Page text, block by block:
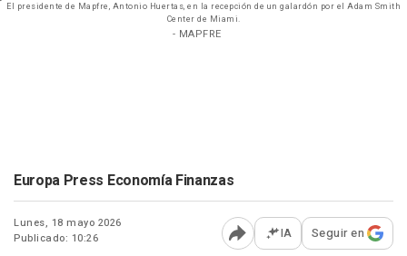
El presidente de Mapfre, Antonio Huertas, en la recepción de un galardón por el Adam Smith
Center de Miami.
- MAPFRE
Europa Press Economía Finanzas
Lunes, 18 mayo 2026
Publicado: 10:26
Abrir opciones para
IA Seguir en